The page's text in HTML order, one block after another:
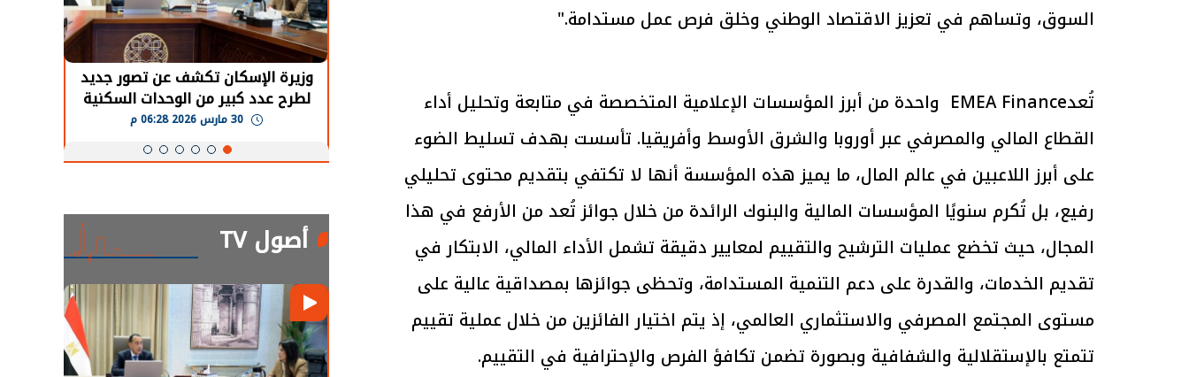
السوق، وتساهم في تعزيز الاقتصاد الوطني وخلق فرص عمل مستدامة."
تُعدEMEA Finance واحدة من أبرز المؤسسات الإعلامية المتخصصة في متابعة وتحليل أداء
القطاع المالي والمصرفي عبر أوروبا والشرق الأوسط وأفريقيا. تأسست بهدف تسليط الضوء
على أبرز اللاعبين في عالم المال، ما يميز هذه المؤسسة أنها لا تكتفي بتقديم محتوى تحليلي
رفيع، بل تُكرم سنويًا المؤسسات المالية والبنوك الرائدة من خلال جوائز تُعد من الأرفع في هذا
المجال، حيث تخضع عمليات الترشيح والتقييم لمعايير دقيقة تشمل الأداء المالي، الابتكار في
تقديم الخدمات، والقدرة على دعم التنمية المستدامة، وتحظى جوائزها بمصداقية عالية على
مستوى المجتمع المصرفي والاستثماري العالمي، إذ يتم اختيار الفائزين من خلال عملية تقييم
تتمتع بالإستقلالية والشفافية وبصورة تضمن تكافؤ الفرص والإحترافية في التقييم.
الاقتصاد العالمي وأسعار الوقود حال بتنفيذ التوجيهات الرئاسية بطرح وحدات
سكنية بالإيجار للمواطنين
واسع.. والبترول: مصر تعزز مكانتها
بوصفها مركزًا إقليميًّا للطاقة
وزيرة الإسكان تكشف عن تصور جديد
لطرح عدد كبير من الوحدات السكنية
بنظام الإيجار
أصول TV